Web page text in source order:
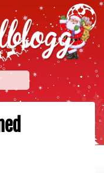
julkalendrar,
och julrecept!